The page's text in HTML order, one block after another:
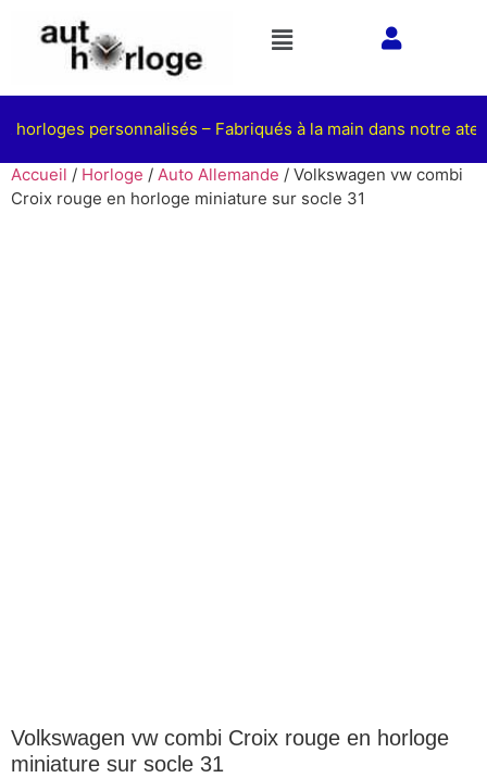
personnalisés – Fabriqués à la main dans notre
Accueil / Horloge / Auto Allemande / Volkswagen vw combi
Croix rouge en horloge miniature sur socle 31
Volkswagen vw combi Croix rouge en horloge
miniature sur socle 31